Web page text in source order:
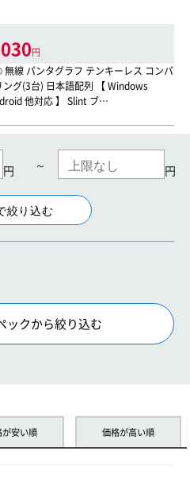
円
線 パンタグラフ テンキーレス コンパ
グ(3台) 日本語配列 【 Windows
他対応 】 Slint ブ…
円 ～ 円
ックから絞り込む
が安い順 価格が高い順